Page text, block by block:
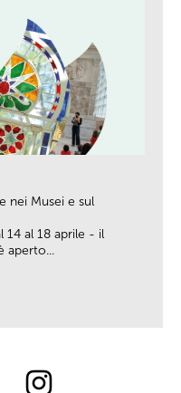
nei Musei e sul
14 al 18 aprile - il
aperto...